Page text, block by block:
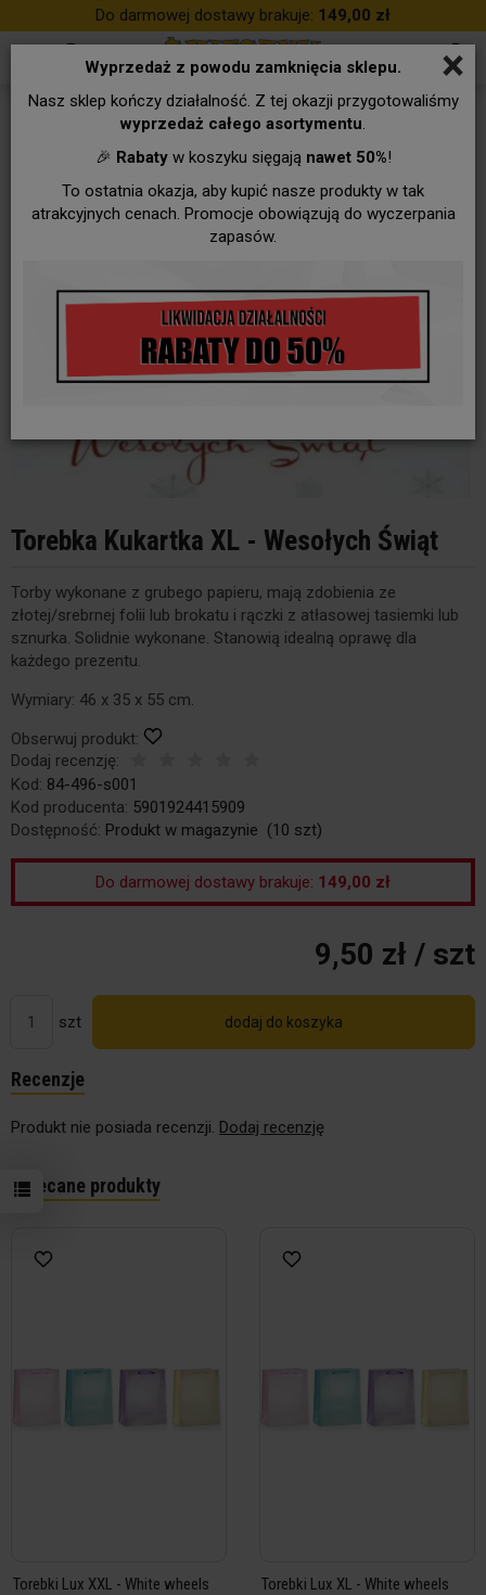
×
Wyprzedaż z powodu zamknięcia sklepu.
Nasz sklep kończy działalność. Z tej okazji przygotowaliśmy
wyprzedaż całego asortymentu.
🎉 Rabatyw koszyku sięgają nawet 50%!
To ostatnia okazja, aby kupić nasze produkty w tak
atrakcyjnych cenach. Promocje obowiązują do wyczerpania
zapasów.
Do darmowej dostawy brakuje: 149,00 zł
Torebka Kukartka XL - Wesołych Świąt
Torby wykonane z grubego papieru, mają zdobienia ze
złotej/srebrnej folii lub brokatu i rączki z atłasowej tasiemki lub
sznurka. Solidnie wykonane. Stanowią idealną oprawę dla
każdego prezentu.
Wymiary: 46 x 35 x 55 cm.
Obserwuj produkt:
Dodaj recenzję:
Kod: 84-496-s001
Kod producenta: 5901924415909
Dostępność: Produkt w magazynie (10 szt)
Do darmowej dostawy brakuje: 149,00 zł
9,50 zł / szt
szt dodaj do koszyka
Recenzje
Produkt nie posiada recenzji. Dodaj recenzję
Polecane produkty
Torebki Lux XXL - White wheels
Torebki Lux XL - White wheels